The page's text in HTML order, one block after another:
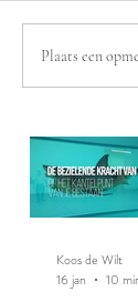
Plaats een
Koos de Wilt
16 jan